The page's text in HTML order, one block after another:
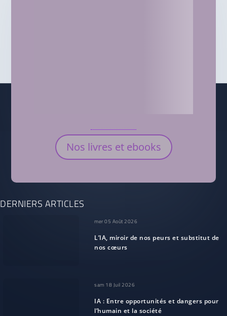
Nos livres et ebooks
DERNIERS ARTICLES
mer 05 Août 2026
L’IA, miroir de nos peurs et substitut de
nos cœurs
sam 18 Juil 2026
IA : Entre opportunités et dangers pour
l’humain et la société